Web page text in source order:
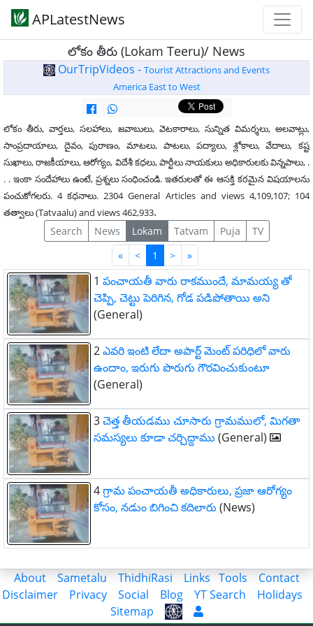
APLatestNews
లోకం తీరు (Lokam Teeru)/ News
OurTripVideos - Tourist Attractions and Events
America East to West
లోకం తీరు, వార్తలు, సలహాలు, జవాబులు, వెటకారాలు, సున్నిత విమర్శలు, అలవాట్లు,
సాంప్రదాయాలు, దైవం, పురాణం, మాటలు, పాటలు, పద్యాలు, శ్లోకాలు, వేదాలు, కష్ట
సుఖాలు, రాజకీయాలు, ఆరోగ్యం, విదేశీ కధలు, పార్టీలు నాయకులు అధికారులకు విన్నపాలు, .
. . ఇంకా సందేహాలు ఉంటే, ప్రశ్నలు సంధించండి. ఇతరులతో ఈ ఆసక్తి కరమైన విషయాలను
పంచుకోగలరు. 4 కధనాలు. 2304 General Articles and views 4,109,107; 104
తత్వాలు (Tatvaalu) and views 462,933.
Search News Lokam Tatvam Puja
TV
«First
< 1 > »Last
1 పంచాయతీ వారు రాకముందే, మామయ్య తో
చెప్పి, చెట్టు పెరిగిన, గోడ పడిపోతాయి అని
(General)
2ఎవరి ఇంటి లేదా అపార్ట్ మెంట్ పరిధిలో వారు
ఉందాం, ఇరుగు పొరుగు గౌరవించుకుంటూ
(General)
3చెత్త తీయడము చూసారు గ్రామములో, మిగతా
సమస్యలు కూడా చర్చిద్దాము (General)
4గ్రామ పంచాయతీ అధికారులు, ప్రజా ఆరోగ్యం
కోసం, నడుం బిగించి కదిలారు (News)
About Sametalu ThidhiRasi Links Tools
Contact
Disclaimer
Privacy Social Blog YT Search
Holidays
Sitemap